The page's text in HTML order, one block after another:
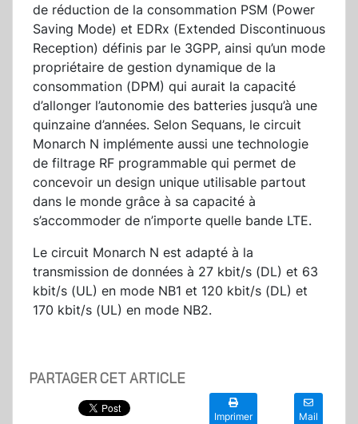
de réduction de la consommation PSM (Power
Saving Mode) et EDRx (Extended Discontinuous
Reception) définis par le 3GPP, ainsi qu’un mode
propriétaire de gestion dynamique de la
consommation (DPM) qui aurait la capacité
d’allonger l’autonomie des batteries jusqu’à une
quinzaine d’années. Selon Sequans, le circuit
Monarch N implémente aussi une technologie
de filtrage RF programmable qui permet de
concevoir un design unique utilisable partout
dans le monde grâce à sa capacité à
s’accommoder de n’importe quelle bande LTE.
Le circuit Monarch N est adapté à la
transmission de données à 27 kbit/s (DL) et 63
kbit/s (UL) en mode NB1 et 120 kbit/s (DL) et
170 kbit/s (UL) en mode NB2.
PARTAGER CET ARTICLE
Imprimer Mail